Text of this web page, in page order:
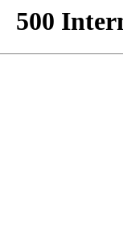
500